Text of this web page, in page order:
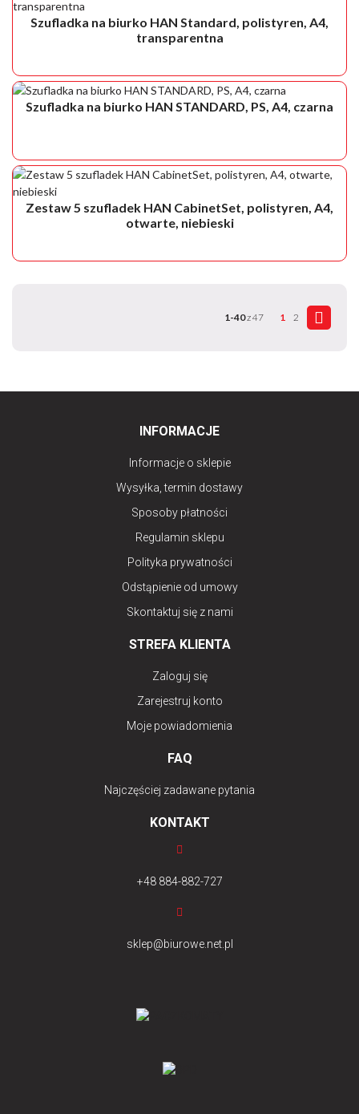
Szufladka na biurko HAN Standard, polistyren, A4,
transparentna
Szufladka na biurko HAN STANDARD, PS, A4, czarna
Zestaw 5 szufladek HAN CabinetSet, polistyren, A4,
otwarte, niebieski
1-40z 47 1 2
INFORMACJE
Informacje o sklepie
Wysyłka, termin dostawy
Sposoby płatności
Regulamin sklepu
Polityka prywatności
Odstąpienie od umowy
Skontaktuj się z nami
STREFA KLIENTA
Zaloguj się
Zarejestruj konto
Moje powiadomienia
FAQ
Najczęściej zadawane pytania
KONTAKT
+48 884-882-727
sklep@biurowe.net.pl